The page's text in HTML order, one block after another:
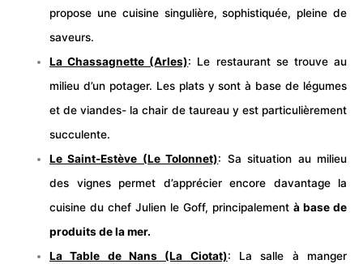
propose une cuisine singulière, sophistiquée, pleine de
saveurs.
La Chassagnette (Arles): Le restaurant se trouve au
milieu d’un potager. Les plats y sont à base de légumes
et de viandes- la chair de taureau y est particulièrement
succulente.
Le Saint-Estève (Le Tolonnet): Sa situation au milieu
des vignes permet d’apprécier encore davantage la
cuisine du chef Julien le Goff, principalementà base de
produits de la mer.
La Table de Nans (La Ciotat): La salle à manger